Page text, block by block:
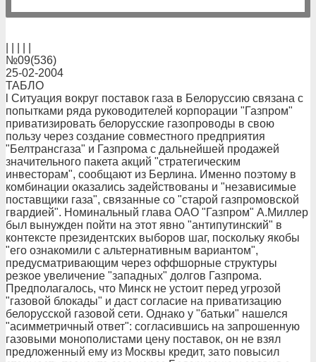
№09(536)
25-02-2004
ТАБЛО
l Ситуация вокруг поставок газа в Белоруссию связана с
попытками ряда руководителей корпорации "Газпром"
приватизировать белорусские газопроводы в свою
пользу через создание совместного предприятия
"Белтрансгаза" и Газпрома с дальнейшей продажей
значительного пакета акций "стратегическим
инвесторам", сообщают из Берлина. Именно поэтому в
комбинации оказались задействованы и "независимые
поставщики газа", связанные со "старой газпромовской
гвардией". Номинальный глава ОАО "Газпром" А.Миллер
был вынужден пойти на этот явно "антипутинский" в
контексте президентских выборов шаг, поскольку якобы
"его ознакомили с альтернативным вариантом",
предусматривающим через оффшорные структуры
резкое увеличение "западных" долгов Газпрома.
Предполагалось, что Минск не устоит перед угрозой
"газовой блокады" и даст согласие на приватизацию
белорусской газовой сети. Однако у "батьки" нашелся
"асимметричный ответ": согласившись на запрошенную
газовыми монополистами цену поставок, он не взял
предложенный ему из Москвы кредит, зато повысил